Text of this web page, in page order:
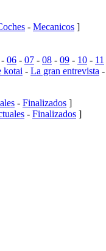
- Mecanicos ]
- 06 - 07 - 08 - 09 - 10 - 11
kotai - La gran entrevista -
- Finalizados ]
- Finalizados ]